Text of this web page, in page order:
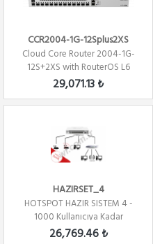
CCR2004-1G-12Splus2XS
Cloud Core Router 2004-1G-
12S+2XS with RouterOS L6
license Firew...
29,071.13 ₺
HAZIRSET_4
HOTSPOT HAZIR SISTEM 4 -
1000 Kullanıcıya Kadar
26,769.46 ₺